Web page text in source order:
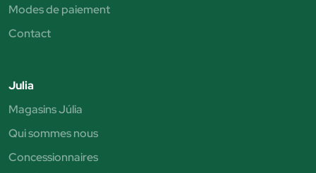
Modes de paiement
Contact
Julia
Magasins Júlia
Qui sommes nous
Concessionnaires